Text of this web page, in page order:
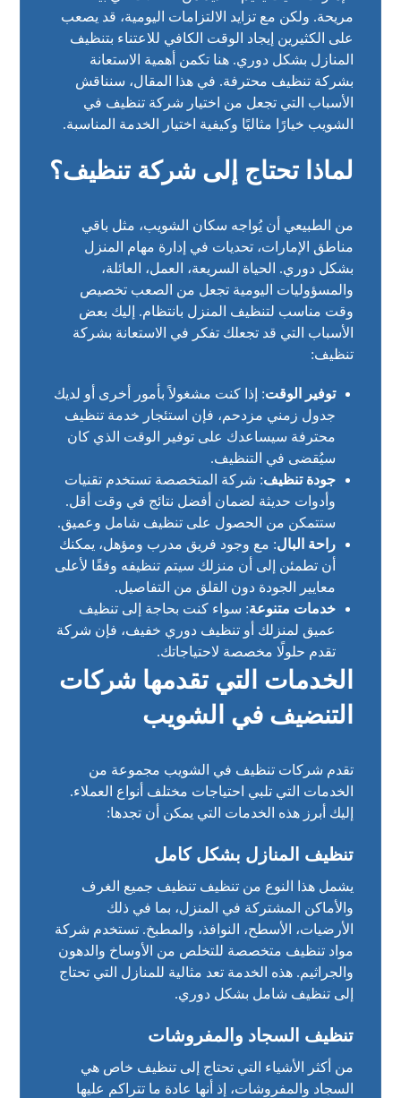
مريحة. ولكن مع تزايد الالتزامات اليومية، قد يصعب
على الكثيرين إيجاد الوقت الكافي للاعتناء بتنظيف
المنازل بشكل دوري. هنا تكمن أهمية الاستعانة
بشركة تنظيف محترفة. في هذا المقال، سنناقش
الأسباب التي تجعل من اختيار شركة تنظيف في
الشويب خيارًا مثاليًا وكيفية اختيار الخدمة المناسبة.
لماذا تحتاج إلى شركة تنظيف؟
من الطبيعي أن يُواجه سكان الشويب، مثل باقي
مناطق الإمارات، تحديات في إدارة مهام المنزل
بشكل دوري. الحياة السريعة، العمل، العائلة،
والمسؤوليات اليومية تجعل من الصعب تخصيص
وقت مناسب لتنظيف المنزل بانتظام. إليك بعض
الأسباب التي قد تجعلك تفكر في الاستعانة بشركة
تنظيف:
توفير الوقت: إذا كنت مشغولاً بأمور أخرى أو لديك
جدول زمني مزدحم، فإن استئجار خدمة تنظيف
محترفة سيساعدك على توفير الوقت الذي كان
سيُقضى في التنظيف.
جودة تنظيف: شركة المتخصصة تستخدم تقنيات
وأدوات حديثة لضمان أفضل نتائج في وقت أقل.
ستتمكن من الحصول على تنظيف شامل وعميق.
راحة البال: مع وجود فريق مدرب ومؤهل، يمكنك
أن تطمئن إلى أن منزلك سيتم تنظيفه وفقًا لأعلى
معايير الجودة دون القلق من التفاصيل.
خدمات متنوعة: سواء كنت بحاجة إلى تنظيف
عميق لمنزلك أو تنظيف دوري خفيف، فإن شركة
تقدم حلولًا مخصصة لاحتياجاتك.
الخدمات التي تقدمها شركات
التنضيف في الشويب
تقدم شركات تنظيف في الشويب مجموعة من
الخدمات التي تلبي احتياجات مختلف أنواع العملاء.
إليك أبرز هذه الخدمات التي يمكن أن تجدها:
تنظيف المنازل بشكل كامل
يشمل هذا النوع من تنظيف تنظيف جميع الغرف
والأماكن المشتركة في المنزل، بما في ذلك
الأرضيات، الأسطح، النوافذ، والمطبخ. تستخدم شركة
مواد تنظيف متخصصة للتخلص من الأوساخ والدهون
والجراثيم. هذه الخدمة تعد مثالية للمنازل التي تحتاج
إلى تنظيف شامل بشكل دوري.
تنظيف السجاد والمفروشات
من أكثر الأشياء التي تحتاج إلى تنظيف خاص هي
السجاد والمفروشات، إذ أنها عادة ما تتراكم عليها